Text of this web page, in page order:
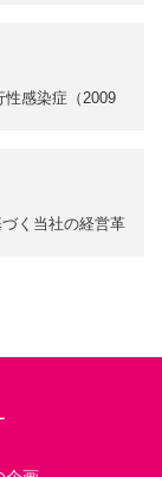
感染症（2009
く当社の経営革